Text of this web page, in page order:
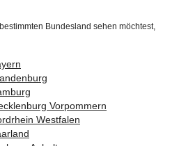
Bundesland sehen möchtest,
Vorpommern
Westfalen